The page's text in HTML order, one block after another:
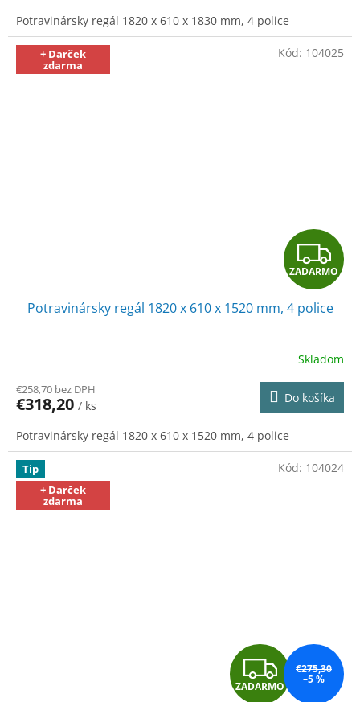
O
Potravinársky regál 1820 x 610 x 1830 mm, 4 police
+ Darček
zdarma
Z
A
D
A
R
M
O
ZADARMO
Potravinársky regál 1820 x 610 x 1520 mm, 4 police
Skladom
€258,70 bez DPH
€318,20 / ks
Do košíka
Potravinársky regál 1820 x 610 x 1520 mm, 4 police
Kód: 104025
Tip
+ Darček
zdarma
Z
ZADARMO
€275,30
–5 %
Kód: 104024